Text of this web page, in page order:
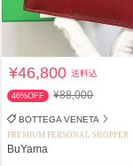
¥46,800送料込
46%OFF ¥88,000
BOTTEGA VENETA
PREMIUM PERSONAL SHOPPER
BuYama